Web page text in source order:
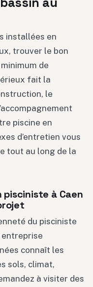
installées en
trouver le bon
de
fait la
le
piscine en
d’entretien vous
tout au long de la
à Caen
du pisciniste
entreprise
connaît les
sols, climat,
à visiter des